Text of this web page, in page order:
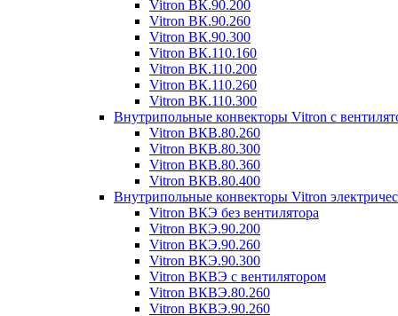
Vitron ВК.90.200
Vitron ВК.90.260
Vitron ВК.90.300
Vitron ВК.110.160
Vitron ВК.110.200
Vitron ВК.110.260
Vitron ВК.110.300
Внутрипольные конвекторы Vitron с
Vitron ВКВ.80.260
Vitron ВКВ.80.300
Vitron ВКВ.80.360
Vitron ВКВ.80.400
Внутрипольные конвекторы Vitron
Vitron ВКЭ без вентилятора
Vitron ВКЭ.90.200
Vitron ВКЭ.90.260
Vitron ВКЭ.90.300
Vitron ВКВЭ с вентилятором
Vitron ВКВЭ.80.260
Vitron ВКВЭ.90.260